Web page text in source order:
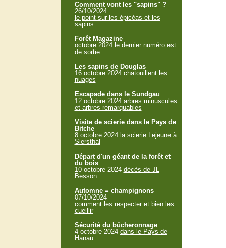
Comment vont les "sapins" ?
26/10/2024
le point sur les épicéas et les
sapins
Forêt Magazine
octobre 2024 le dernier numéro est
de sortie
Les sapins de Douglas
16 octobre 2024 chatouillent les
nuages
Escapade dans le Sundgau
12 octobre 2024 arbres minuscules
et arbres remarquables
Visite de scierie dans le Pays de
Bitche
8 octobre 2024 la scierie Lejeune à
Siersthal
Départ d'un géant de la forêt et
du bois
10 octobre 2024 décès de JL
Besson
Automne = champignons
07/10/2024
comment les respecter et bien les
cueillir
Sécurité du bûcheronnage
4 octobre 2024 dans le Pays de
Hanau